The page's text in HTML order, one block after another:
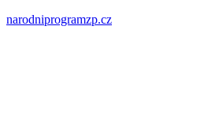
narodniprogramzp.cz